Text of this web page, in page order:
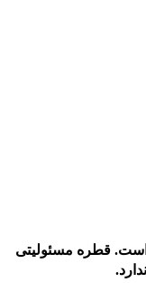
قطره مسئولیتی